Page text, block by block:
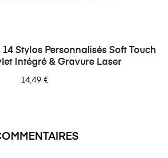
Stylos Personnalisés Soft Touch
Intégré & Gravure Laser
14,49 €